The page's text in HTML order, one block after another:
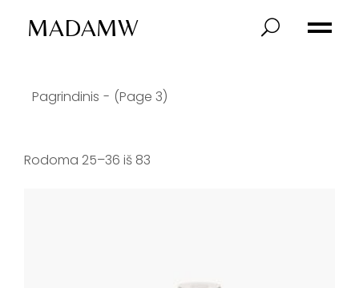
MADAMW
Pagrindinis (Page 3)
Rodoma 25–36 iš 83